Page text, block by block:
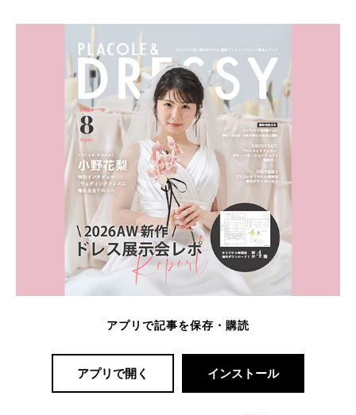
アプリで記事を保存・購読
アプリで開く インストール